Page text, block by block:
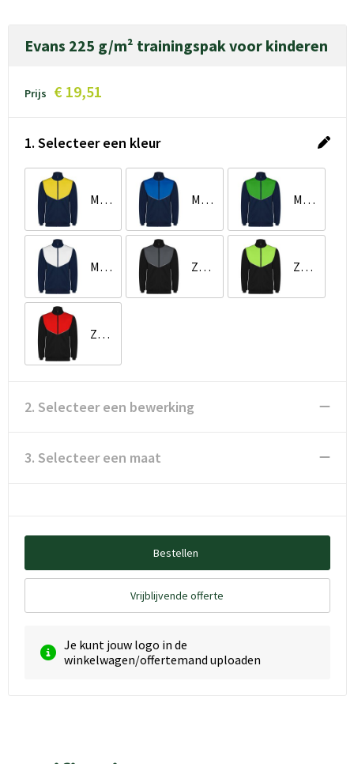
Evans 225 g/m² trainingspak voor kinderen
Prijs € 19,51
1. Selecteer een kleur
Marineblauw/Geel Marineblauw/Koningsblauw Marineblauw/Varen groen
Marineblauw/Wit Zwart/Ebbenhout Zwart/Lime
Zwart/Rood
2. Selecteer een bewerking
3. Selecteer een maat
Bestellen
Vrijblijvende offerte
Je kunt jouw logo in de
winkelwagen/offertemand uploaden